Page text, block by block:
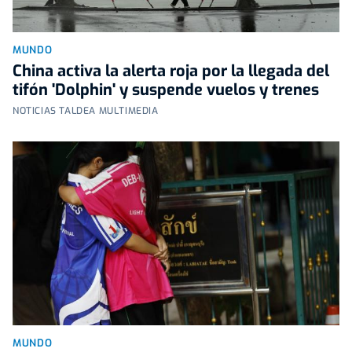
MUNDO
China activa la alerta roja por la llegada del
tifón 'Dolphin' y suspende vuelos y trenes
NOTICIAS TALDEA MULTIMEDIA
MUNDO